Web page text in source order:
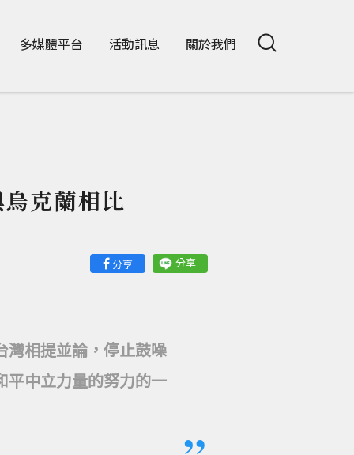
多媒體平台 活動訊息 關於我們
克蘭相比
分享 分享
灣相提並論，停止鼓噪
平中立力量的努力的一